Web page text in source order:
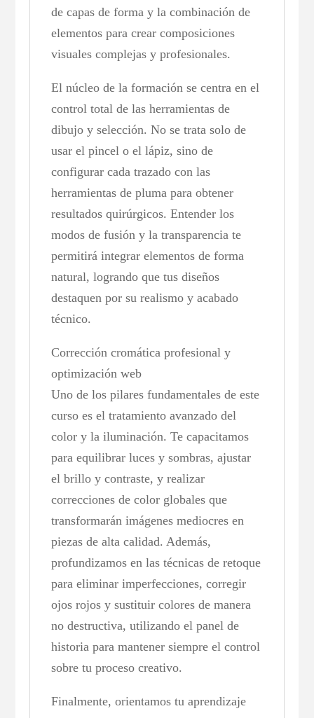
de capas de forma y la combinación de
elementos para crear composiciones
visuales complejas y profesionales.
El núcleo de la formación se centra en el
control total de las herramientas de
dibujo y selección. No se trata solo de
usar el pincel o el lápiz, sino de
configurar cada trazado con las
herramientas de pluma para obtener
resultados quirúrgicos. Entender los
modos de fusión y la transparencia te
permitirá integrar elementos de forma
natural, logrando que tus diseños
destaquen por su realismo y acabado
técnico.
Corrección cromática profesional y
optimización web
Uno de los pilares fundamentales de este
curso es el tratamiento avanzado del
color y la iluminación. Te capacitamos
para equilibrar luces y sombras, ajustar
el brillo y contraste, y realizar
correcciones de color globales que
transformarán imágenes mediocres en
piezas de alta calidad. Además,
profundizamos en las técnicas de retoque
para eliminar imperfecciones, corregir
ojos rojos y sustituir colores de manera
no destructiva, utilizando el panel de
historia para mantener siempre el control
sobre tu proceso creativo.
Finalmente, orientamos tu aprendizaje